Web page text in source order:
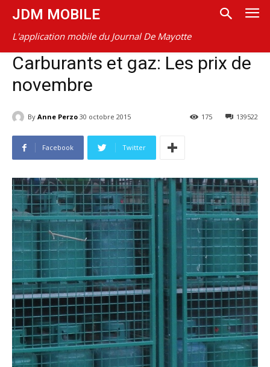
JDM MOBILE
L'application mobile du Journal De Mayotte
Carburants et gaz: Les prix de
novembre
By Anne Perzo 30 octobre 2015 139522
175
Facebook Twitter